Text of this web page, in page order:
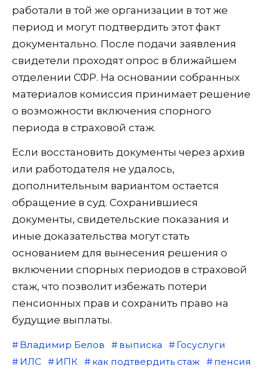
работали в той же организации в тот же
период и могут подтвердить этот факт
документально. После подачи заявления
свидетели проходят опрос в ближайшем
отделении СФР. На основании собранных
материалов комиссия принимает решение
о возможности включения спорного
периода в страховой стаж.
Если восстановить документы через архив
или работодателя не удалось,
дополнительным вариантом остается
обращение в суд. Сохранившиеся
документы, свидетельские показания и
иные доказательства могут стать
основанием для вынесения решения о
включении спорных периодов в страховой
стаж, что позволит избежать потери
пенсионных прав и сохранить право на
будущие выплаты.
Владимир Белов выписка
Госуслуги
ИЛС
ИПК как подтвердить стаж
пенсия